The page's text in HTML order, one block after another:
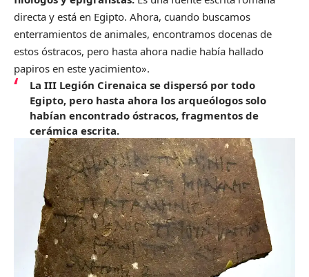
directa y está en Egipto. Ahora, cuando buscamos
enterramientos de animales, encontramos docenas de
estos óstracos, pero hasta ahora nadie había hallado
papiros en este yacimiento».
La III Legión Cirenaica se dispersó por todo
Egipto, pero hasta ahora los arqueólogos solo
habían encontrado óstracos, fragmentos de
cerámica escrita.